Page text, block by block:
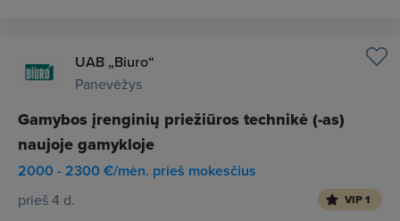
UAB „Biuro“
Panevėžys
Gamybos įrenginių priežiūros technikė (-as)
naujoje gamykloje
2000 - 2300 €/mėn. prieš mokesčius
prieš 4 d. VIP 1